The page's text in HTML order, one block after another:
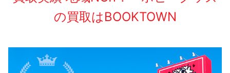
の買取はBOOKTOWN